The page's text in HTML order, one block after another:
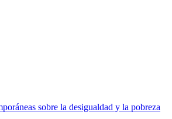
sobre la desigualdad y la pobreza